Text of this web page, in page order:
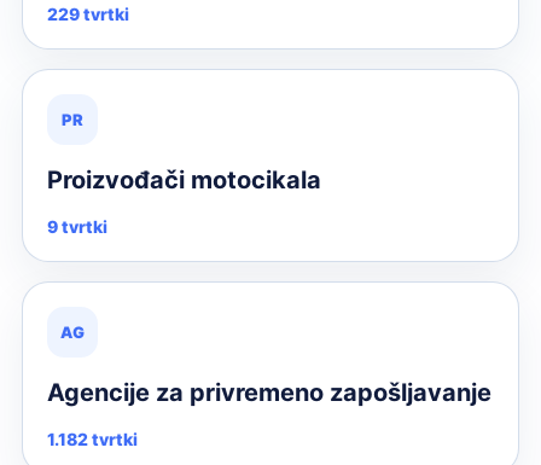
229 tvrtki
PR
Proizvođači motocikala
9 tvrtki
AG
Agencije za privremeno zapošljavanje
1.182 tvrtki